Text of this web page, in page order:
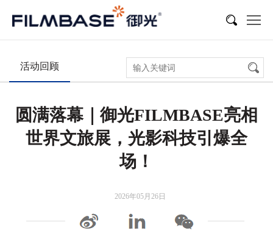
新闻 展会活动
活动回顾
圆满落幕｜御光FILMBASE亮相
世界文旅展，光影科技引爆全
场！
2026年05月26日